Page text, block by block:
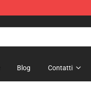
Blog Contatti